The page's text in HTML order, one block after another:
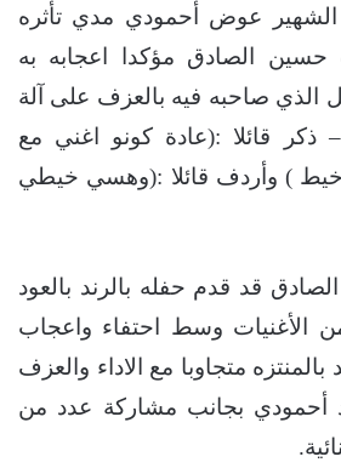
عوض أحمودي مدي تأثره
حسين الصادق مؤكدا اعجابه به
الذي صاحبه فيه بالعزف على آلة
– ذكر قائلا :(عادة كونو اغني مع
) وأردف قائلا :(وهسي خيطي
قد قدم حفله بالرند بالعود
الأغنيات وسط احتفاء واعجاب
متجاوبا مع الاداء والعزف
أحمودي بجانب مشاركة عدد من